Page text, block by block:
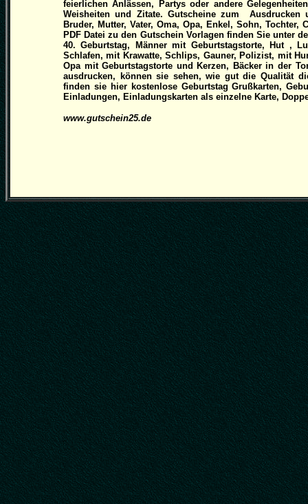
feierlichen Anlässen, Partys oder andere
Weisheiten und Zitate. Gutscheine zum Ausdrucken
Bruder, Mutter, Vater, Oma, Opa, Enkel, Sohn,
PDF Datei zu den Gutschein Vorlagen finden Sie unter
40. Geburtstag, Männer mit Geburtstagstorte, Hut ,
Schlafen, mit Krawatte, Schlips, Gauner, Polizist, mit
Opa mit Geburtstagstorte und Kerzen, Bäcker in der
ausdrucken, können sie sehen, wie gut die Qualität
finden sie hier kostenlose Geburtstag Grußkarten,
Einladungen, Einladungskarten als einzelne Karte,
www.gutschein25.de